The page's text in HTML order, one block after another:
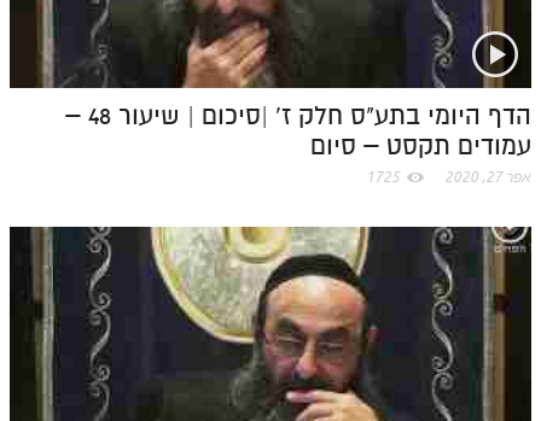
הדף היומי בתע"ס חלק ז' |סיכום | שיעור 48 –
עמודים תקסט – סיום
אפר 27, 2020 1725